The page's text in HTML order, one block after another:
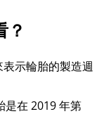
？
示輪胎的製造週
是在 2019 年第